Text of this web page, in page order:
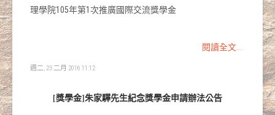
理學院105年第1次推廣國際交流獎學金
閱讀全文...
週二, 23 二月 2016 11:12
[獎學金]朱家驊先生紀念獎學金申請辦法公告